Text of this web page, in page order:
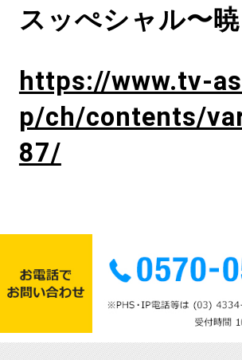
スッぺシャル〜暁
https://www.tv-
p/ch/contents/
87/